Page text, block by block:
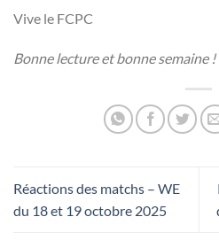
Vive le FCPC
Bonne lecture et bonne semaine !
Réactions des matchs – WE
du 18 et 19 octobre 2025